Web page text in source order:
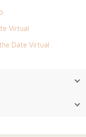
Virtual
Date Virtual